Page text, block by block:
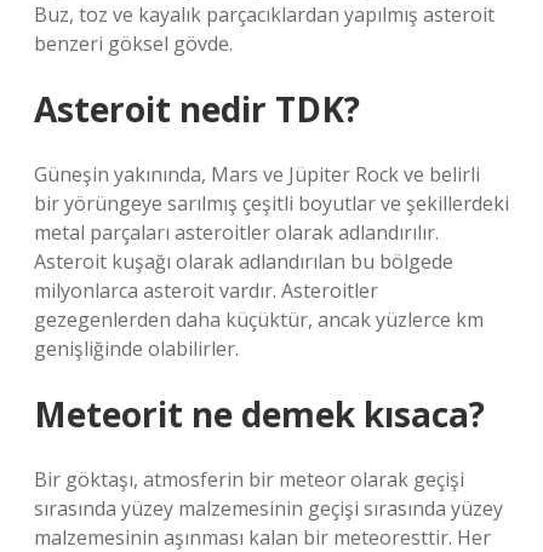
Buz, toz ve kayalık parçacıklardan yapılmış asteroit
benzeri göksel gövde.
Asteroit nedir TDK?
Güneşin yakınında, Mars ve Jüpiter Rock ve belirli
bir yörüngeye sarılmış çeşitli boyutlar ve şekillerdeki
metal parçaları asteroitler olarak adlandırılır.
Asteroit kuşağı olarak adlandırılan bu bölgede
milyonlarca asteroit vardır. Asteroitler
gezegenlerden daha küçüktür, ancak yüzlerce km
genişliğinde olabilirler.
Meteorit ne demek kısaca?
Bir göktaşı, atmosferin bir meteor olarak geçişi
sırasında yüzey malzemesinin geçişi sırasında yüzey
malzemesinin aşınması kalan bir meteoresttir. Her